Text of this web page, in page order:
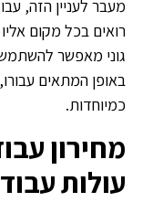
מעבר לעניין הזה,
רואים בכל מקום
גוני מאפשר
באופן המתאים
כמיוחדות.
מחירון
עולות